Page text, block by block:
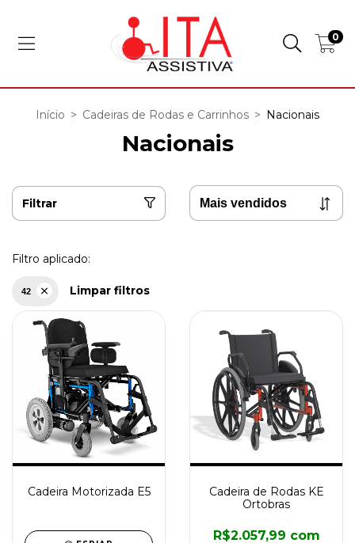
0
Início > Cadeiras de Rodas e Carrinhos > Nacionais
Nacionais
Filtrar
Filtro aplicado:
42 Limpar filtros
Cadeira Motorizada E5
Cadeira de Rodas KE
Ortobras
R$2.057,99 com